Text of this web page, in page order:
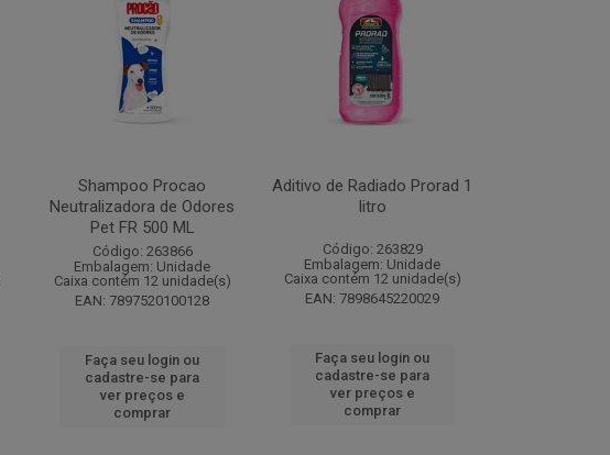
Shampoo Procao
Neutralizadora de Odores
Pet FR 500 ML
Código: 263866
Embalagem: Unidade
Caixa contém 12 unidade(s)
EAN: 7897520100128
Faça seu login ou
cadastre-se para
ver preços e
comprar
Aditivo de Radiado Prorad 1
litro
Código: 263829
Embalagem: Unidade
Caixa contém 12 unidade(s)
EAN: 7898645220029
Faça seu login ou
cadastre-se para
ver preços e
comprar